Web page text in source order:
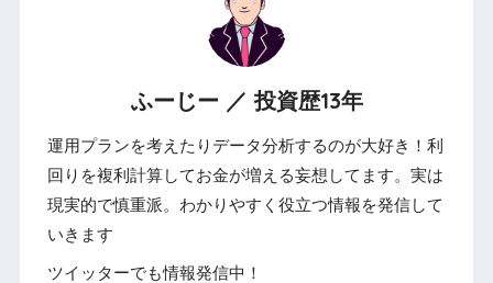
ふーじー ／ 投資歴13年
運用プランを考えたりデータ分析するのが大好き！利
回りを複利計算してお金が増える妄想してます。実は
現実的で慎重派。わかりやすく役立つ情報を発信して
いきます
ツイッターでも情報発信中！